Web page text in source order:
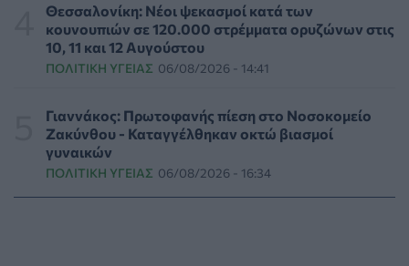
μοιράστηκε επί τρία χρόνια τη μάχη της με σπάνιο
καρκίνο
ΕΠΙΚΑΙΡΌΤΗΤΑ 07/08/2026 - 16:41
αποτέλεσμα σύμφωνα με ειδικό στην παχυσαρκία
ΔΙΑΤΡΟΦΉ 07/08/2026 - 16:16
Ο ΙΣΑ συνιστά τη λήψη σχολαστικών μέτρων ατομικής
προστασίας από τον ιό του Δυτικού Νείλου
Θεσσαλονίκη: Νέοι ψεκασμοί κατά των
κουνουπιών σε 120.000 στρέμματα ορυζώνων στις
10, 11 και 12 Αυγούστου
ΠΟΛΙΤΙΚΉ ΥΓΕΊΑΣ 06/08/2026 - 14:41
Γιαννάκος: Πρωτοφανής πίεση στο Νοσοκομείο
Ζακύνθου - Καταγγέλθηκαν οκτώ βιασμοί
γυναικών
ΠΟΛΙΤΙΚΉ ΥΓΕΊΑΣ 06/08/2026 - 16:34